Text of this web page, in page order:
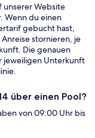
unserer Website
Wenn du einen
gebucht hast,
stornieren, je
Die genauen
jeweiligen Unterkunft
über einen Pool?
von 09:00 Uhr bis